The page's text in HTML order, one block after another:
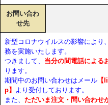
お問い合わ
せ先
新型コロナウイルスの影響により
務を実施いたします。
つきまして、 当分の間電話による
ります。
期間中のお問い合わせはメール
p】 より受付しております。
また、 ただいま注文・問い合わせ